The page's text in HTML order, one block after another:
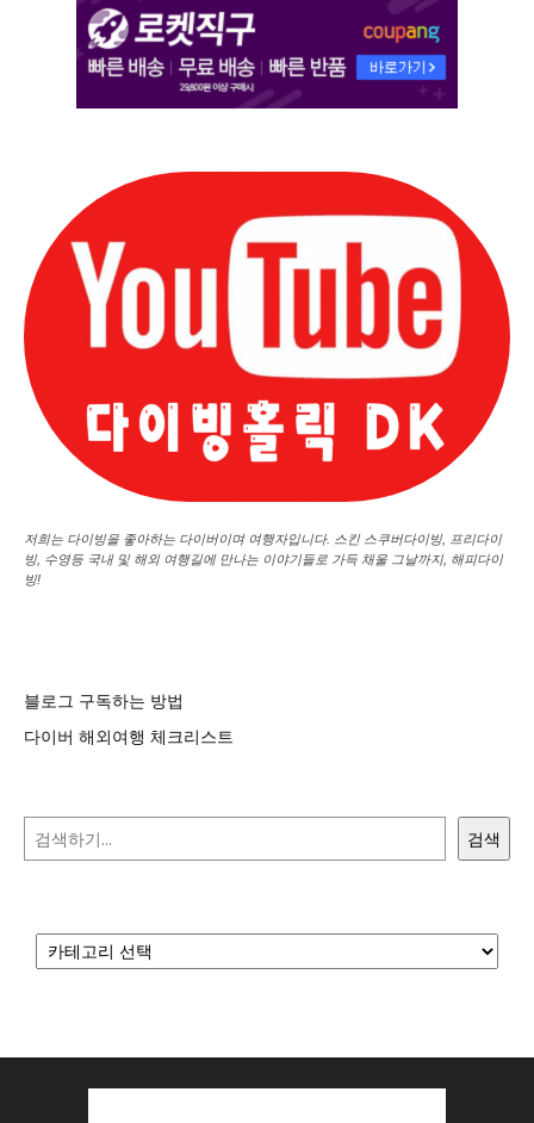
저희는 다이빙을 좋아하는 다이버이며 여행자입니다. 스킨 스쿠버다이빙, 프리다이
빙, 수영등 국내 및 해외 여행길에 만나는 이야기들로 가득 채울 그날까지, 해피다이
빙!
블로그 구독하는 방법
다이버 해외여행 체크리스트
검색